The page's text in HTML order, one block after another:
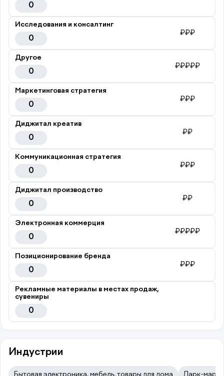
0
Исследования и консалтинг
0
₽₽₽
Другое
0
₽₽₽₽₽
Маркетинговая стратегия
0
₽₽₽
Диджитал креатив
0
₽₽
Коммуникационная стратегия
0
₽₽₽
Диджитал производство
0
₽₽
Электронная коммерция
0
₽₽₽₽₽
Позиционирование бренда
0
₽₽₽
Рекламные материалы в местах продаж,
сувениры
0
Индустрии
Бытовая электроника, мебель, товары для дома Дарк-